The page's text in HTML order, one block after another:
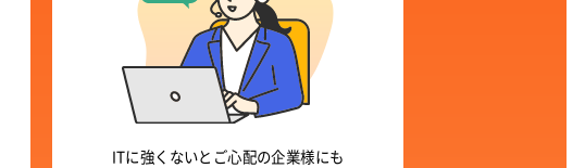
ITに強くないとご心配の企業様にも